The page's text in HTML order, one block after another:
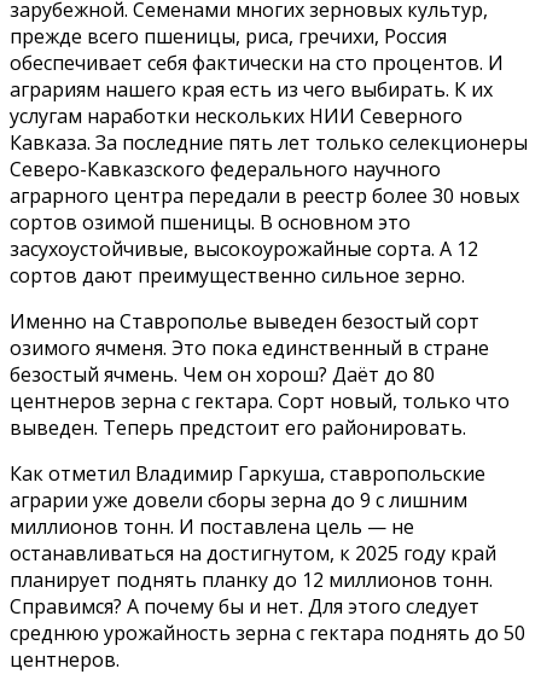
зарубежной. Семенами многих зерновых культур,
прежде всего пшеницы, риса, гречихи, Россия
обеспечивает себя фактически на сто процентов. И
аграриям нашего края есть из чего выбирать. К их
услугам наработки нескольких НИИ Северного
Кавказа. За последние пять лет только селекционеры
Северо-Кавказского федерального научного
аграрного центра передали в реестр более 30 новых
сортов озимой пшеницы. В основном это
засухоустойчивые, высокоурожайные сорта. А 12
сортов дают преимущественно сильное зерно.
Именно на Ставрополье выведен безостый сорт
озимого ячменя. Это пока единственный в стране
безостый ячмень. Чем он хорош? Даёт до 80
центнеров зерна с гектара. Сорт новый, только что
выведен. Теперь предстоит его районировать.
Как отметил Владимир Гаркуша, ставропольские
аграрии уже довели сборы зерна до 9 с лишним
миллионов тонн. И поставлена цель — не
останавливаться на достигнутом, к 2025 году край
планирует поднять планку до 12 миллионов тонн.
Справимся? А почему бы и нет. Для этого следует
среднюю урожайность зерна с гектара поднять до 50
центнеров.